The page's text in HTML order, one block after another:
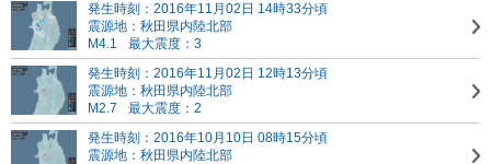
発生時刻：2016年11月02日 14時33分頃
震源地：秋田県内陸北部
M4.1
最大震度：3
発生時刻：2016年11月02日 12時13分頃
震源地：秋田県内陸北部
M2.7
最大震度：2
発生時刻：2016年10月10日 08時15分頃
震源地：秋田県内陸北部